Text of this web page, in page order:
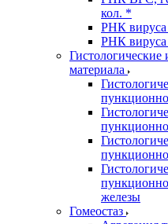
кол. *
РНК вируса
РНК вируса
материала
железы
Гомеостаз